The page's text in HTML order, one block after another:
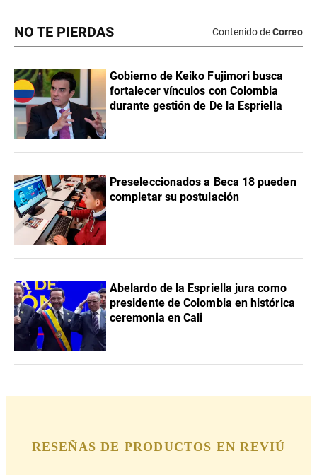
NO TE PIERDAS Contenido deCorreo
Gobierno de Keiko Fujimori busca
fortalecer vínculos con Colombia
durante gestión de De la Espriella
Preseleccionados a Beca 18 pueden
completar su postulación
Abelardo de la Espriella jura como
presidente de Colombia en histórica
ceremonia en Cali